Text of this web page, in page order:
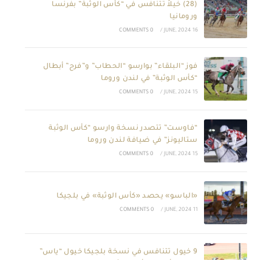
(28) خيلاً تتنافس في “كأس الوثبة” بفرنسا
ورومانيا
16 JUNE, 2024
/
0 COMMENTS
فوز “البلقاء” بوارسو “الحطاب” و”فرح” أبطال
“كأس الوثبة” في لندن وروما
15 JUNE, 2024
/
0 COMMENTS
“فاوست” تتصدر نسخة وارسو “كأس الوثبة
ستاليونز” في ضيافة لندن وروما
15 JUNE, 2024
/
0 COMMENTS
«الباسو» يحصد «كأس الوثبة» في بلجيكا
11 JUNE, 2024
/
0 COMMENTS
9 خيول تتنافس في نسخة بلجيكا خيول “ياس”